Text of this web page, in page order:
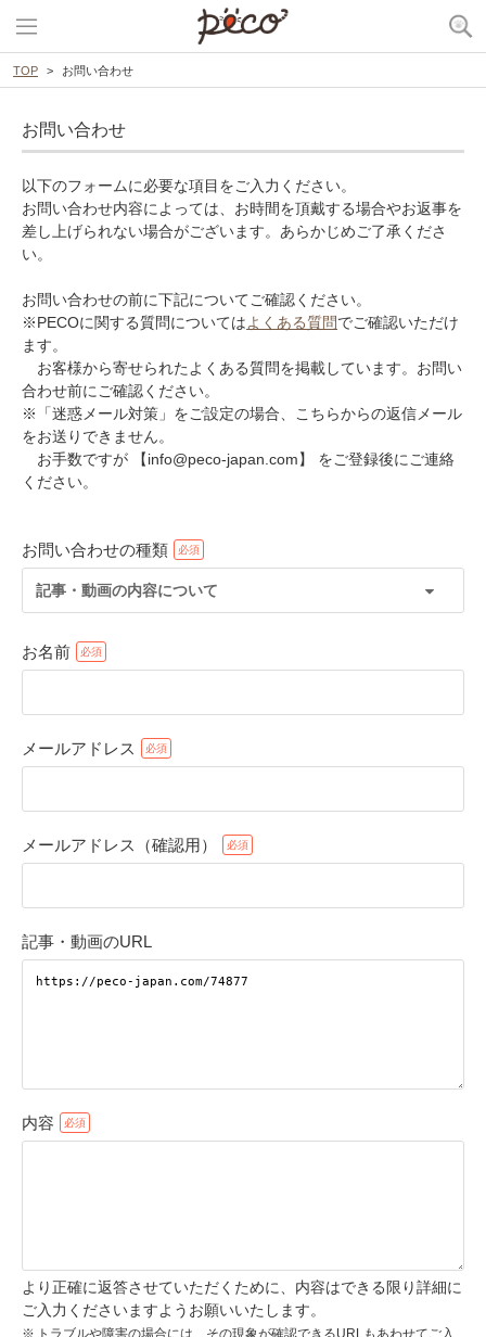
TOP お問い合わせ
お問い合わせ
以下のフォームに必要な項目をご入力ください。
お問い合わせ内容によっては、お時間を頂戴する場合やお返事を
差し上げられない場合がございます。あらかじめご了承くださ
い。
お問い合わせの前に下記についてご確認ください。
※PECOに関する質問についてはよくある質問でご確認いただけ
ます。
お客様から寄せられたよくある質問を掲載しています。お問い
合わせ前にご確認ください。
※「迷惑メール対策」をご設定の場合、こちらからの返信メール
をお送りできません。
お手数ですが 【info@peco-japan.com】 をご登録後にご連絡
ください。
お問い合わせの種類
記事・動画の内容について
お名前
メールアドレス
メールアドレス（確認用）
記事・動画のURL
内容
より正確に返答させていただくために、内容はできる限り詳細に
ご入力くださいますようお願いいたします。
トラブルや障害の場合には、その現象が確認できるURLもあわせてご入
アプリで開く